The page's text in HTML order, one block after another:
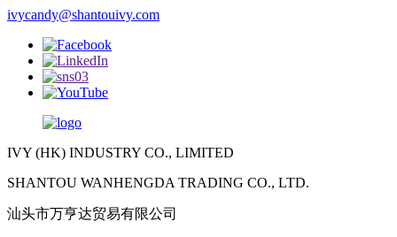
ivycandy@shantouivy.com
IVY (HK) INDUSTRY CO., LIMITED
SHANTOU WANHENGDA TRADING CO., LTD.
汕头市万亨达贸易有限公司